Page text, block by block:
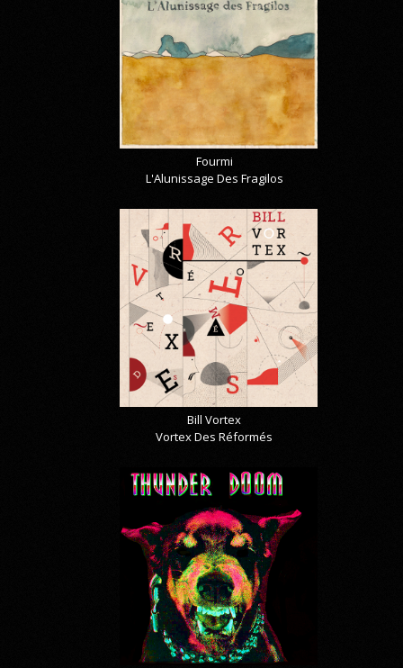
Fourmi
L'Alunissage Des Fragilos
Bill Vortex
Vortex Des Réformés